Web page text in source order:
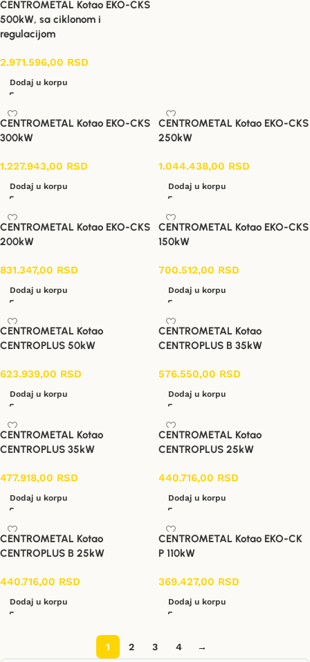
CENTROMETAL Kotao EKO-CKS
500kW, sa ciklonom i
regulacijom
2.971.596,00 RSD
Dodaj u korpu
CENTROMETAL Kotao EKO-CKS
300kW
1.227.943,00 RSD
Dodaj u korpu
CENTROMETAL Kotao EKO-CKS
250kW
1.044.438,00 RSD
Dodaj u korpu
CENTROMETAL Kotao EKO-CKS
200kW
831.347,00 RSD
Dodaj u korpu
CENTROMETAL Kotao EKO-CKS
150kW
700.512,00 RSD
Dodaj u korpu
CENTROMETAL Kotao
CENTROPLUS 50kW
623.939,00 RSD
Dodaj u korpu
CENTROMETAL Kotao
CENTROPLUS B 35kW
576.550,00 RSD
Dodaj u korpu
CENTROMETAL Kotao
CENTROPLUS 35kW
477.918,00 RSD
Dodaj u korpu
CENTROMETAL Kotao
CENTROPLUS 25kW
440.716,00 RSD
Dodaj u korpu
CENTROMETAL Kotao
CENTROPLUS B 25kW
440.716,00 RSD
Dodaj u korpu
CENTROMETAL Kotao EKO-CK
P 110kW
369.427,00 RSD
Dodaj u korpu
1 2 3 4 →